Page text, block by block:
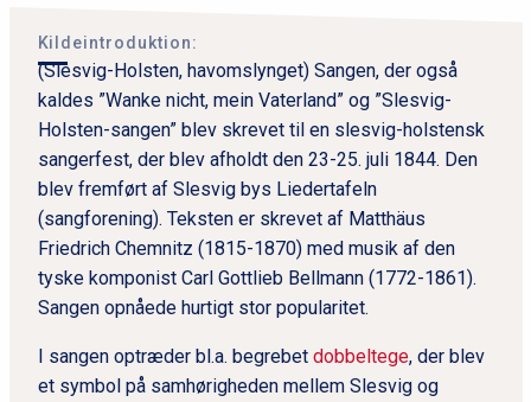
Kildeintroduktion:
(Slesvig-Holsten, havomslynget) Sangen, der også
kaldes ”Wanke nicht, mein Vaterland” og ”Slesvig-
Holsten-sangen” blev skrevet til en slesvig-holstensk
sangerfest, der blev afholdt den 23-25. juli 1844. Den
blev fremført af Slesvig bys Liedertafeln
(sangforening). Teksten er skrevet af Matthäus
Friedrich Chemnitz (1815-1870) med musik af den
tyske komponist Carl Gottlieb Bellmann (1772-1861).
Sangen opnåede hurtigt stor popularitet.
I sangen optræder bl.a. begrebet dobbeltege, der blev
et symbol på samhørigheden mellem Slesvig og